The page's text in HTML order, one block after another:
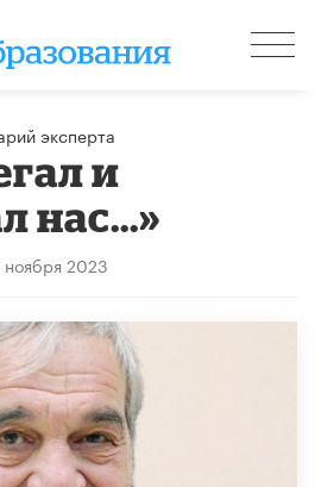
эксперта
и
нас...»
ноября 2023